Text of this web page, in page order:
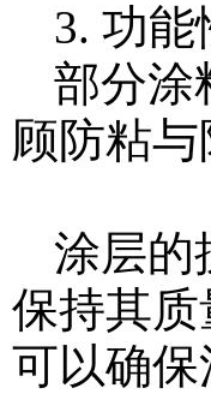
3. 功能
部分涂
顾防粘与
涂层的
保持其
可以确